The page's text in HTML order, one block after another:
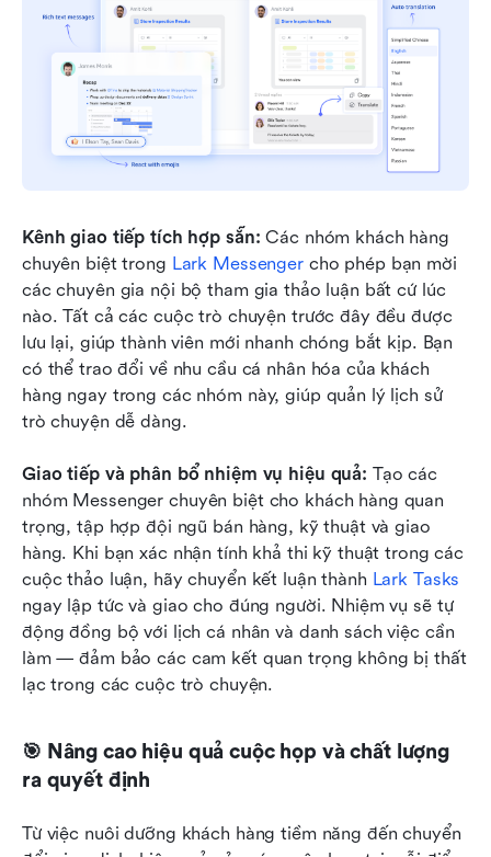
Kênh giao tiếp tích hợp sẵn: Các nhóm khách hàng
chuyên biệt trong Lark Messenger cho phép bạn mời
các chuyên gia nội bộ tham gia thảo luận bất cứ lúc
nào. Tất cả các cuộc trò chuyện trước đây đều được
lưu lại, giúp thành viên mới nhanh chóng bắt kịp. Bạn
có thể trao đổi về nhu cầu cá nhân hóa của khách
hàng ngay trong các nhóm này, giúp quản lý lịch sử
trò chuyện dễ dàng.
Giao tiếp và phân bổ nhiệm vụ hiệu quả: Tạo các
nhóm Messenger chuyên biệt cho khách hàng quan
trọng, tập hợp đội ngũ bán hàng, kỹ thuật và giao
hàng. Khi bạn xác nhận tính khả thi kỹ thuật trong các
cuộc thảo luận, hãy chuyển kết luận thành Lark Tasks
ngay lập tức và giao cho đúng người. Nhiệm vụ sẽ tự
động đồng bộ với lịch cá nhân và danh sách việc cần
làm — đảm bảo các cam kết quan trọng không bị thất
lạc trong các cuộc trò chuyện.
🎯 Nâng cao hiệu quả cuộc họp và chất lượng
ra quyết định
Từ việc nuôi dưỡng khách hàng tiềm năng đến chuyển